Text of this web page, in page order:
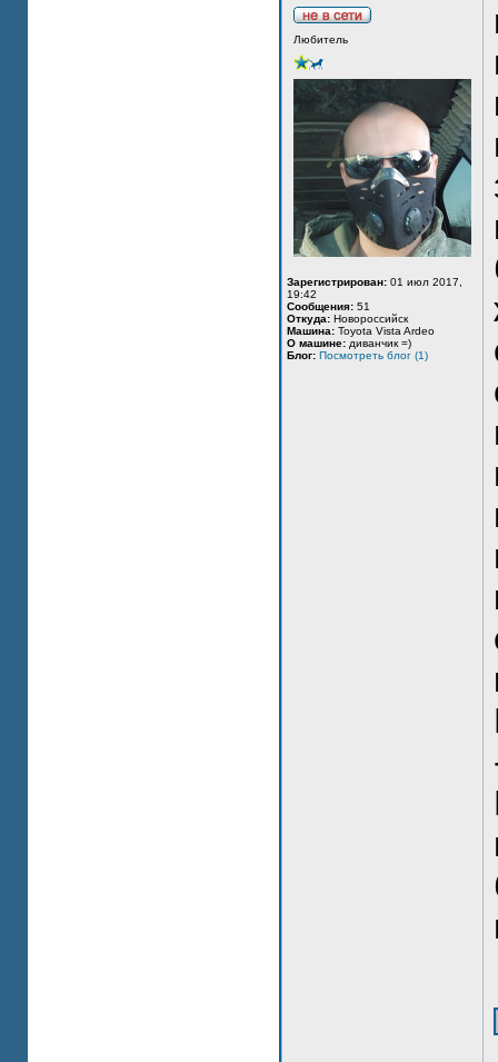
Любитель
Зарегистрирован: 01 июл 2017,
19:42
Сообщения: 51
Откуда: Новороссийск
Машина: Toyota Vista Ardeo
О машине: диванчик =)
Блог: Посмотреть блог (1)